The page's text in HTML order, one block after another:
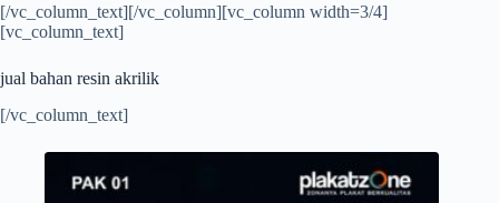
[/vc_column_text][/vc_column][vc_column width=3/4]
[vc_column_text]
jual bahan resin akrilik
[/vc_column_text]